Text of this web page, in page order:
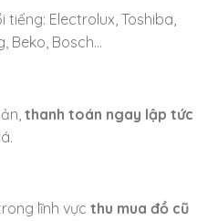
Electrolux, Toshiba,
Beko, Bosch…
thanh toán ngay lập tức
lĩnh vực thu mua đồ cũ